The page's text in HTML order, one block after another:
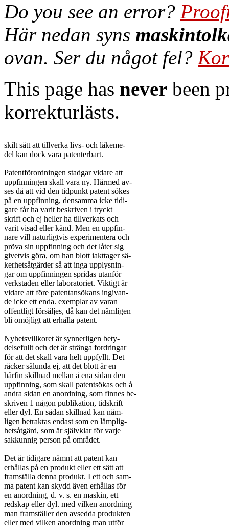
Do you see an error?
Här nedan syns
ovan. Ser du något fel?
This page has never been
korrekturlästs.
skilt sätt att tillverka livs- och läkeme-
del kan dock vara patenterbart.
Patentförordningen stadgar vidare att
uppfinningen skall vara ny. Härmed av-
ses då att vid den tidpunkt patent sökes
på en uppfinning, densamma icke tidi-
gare får ha varit beskriven i tryckt
skrift och ej heller ha tillverkats och
varit visad eller känd. Men en uppfin-
nare vill naturligtvis experimentera och
pröva sin uppfinning och det låter sig
givetvis göra, om han blott iakttager sä-
kerhetsåtgärder så att inga upplysnin-
gar om uppfinningen spridas utanför
verkstaden eller laboratoriet. Viktigt är
vidare att före patentansökans ingivan-
de icke ett enda. exemplar av varan
offentligt försäljes, då kan det nämligen
bli omöjligt att erhålla patent.
Nyhetsvillkoret är synnerligen bety-
delsefullt och det är stränga fordringar
för att det skall vara helt uppfyllt. Det
räcker sålunda ej, att det blott är en
hårfin skillnad mellan å ena sidan den
uppfinning, som skall patentsökas och å
andra sidan en anordning, som finnes be-
skriven 1 någon publikation, tidskrift
eller dyl. En sådan skillnad kan näm-
ligen betraktas endast som en lämplig-
hetsåtgärd, som är självklar för varje
sakkunnig person på området.
Det är tidigare nämnt att patent kan
erhållas på en produkt eller ett sätt att
framställa denna produkt. I ett och sam-
ma patent kan skydd även erhållas för
en anordning, d. v. s. en maskin, ett
redskap eller dyl. med vilken anordning
man framställer den avsedda produkten
eller med vilken anordning man utför